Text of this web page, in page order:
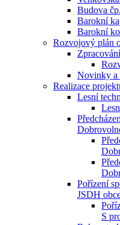
Budova
Barokní
Barokní
Rozvojový plán
Novinky a
Realizace
Lesní
Pořízení
JSDH
S